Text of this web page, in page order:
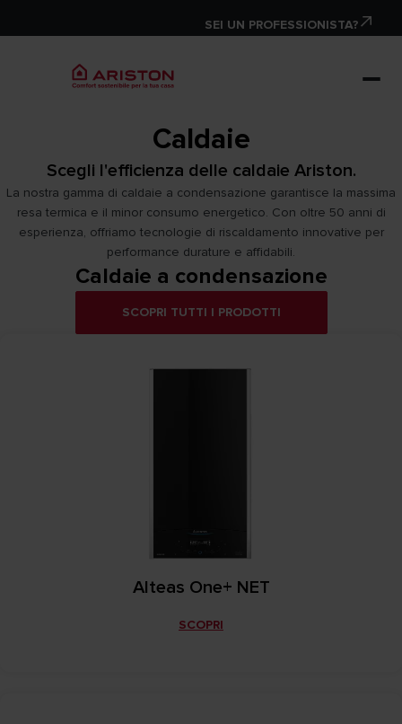
SEI UN PROFESSIONISTA?
Caldaie
Scegli l'efficienza delle caldaie Ariston.
La nostra gamma di caldaie a condensazione garantisce la massima
resa termica e il minor consumo energetico. Con oltre 50 anni di
esperienza, offriamo tecnologie di riscaldamento innovative per
performance durature e affidabili.
Caldaie a condensazione
SCOPRI TUTTI I PRODOTTI
Alteas One+ NET
SCOPRI